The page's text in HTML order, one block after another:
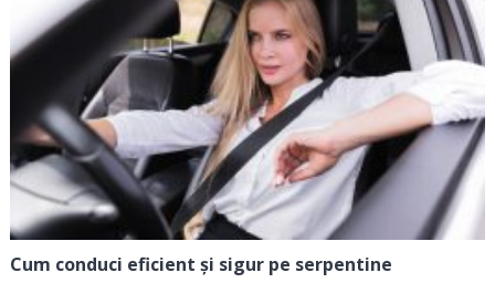
Cum conduci eficient și sigur pe serpentine